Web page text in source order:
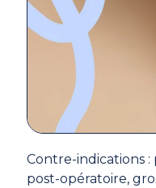
Contre-indications :
post-opératoire,